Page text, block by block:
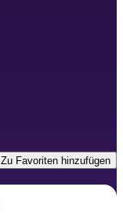
Zu Favoriten hinzufügen